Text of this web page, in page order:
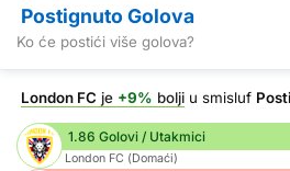
Postignuto Golova
Ko će postići više golova?
London FC je +9% bolji u smisluf
1.86 Golovi / Utakmici
London FC (Domaći)